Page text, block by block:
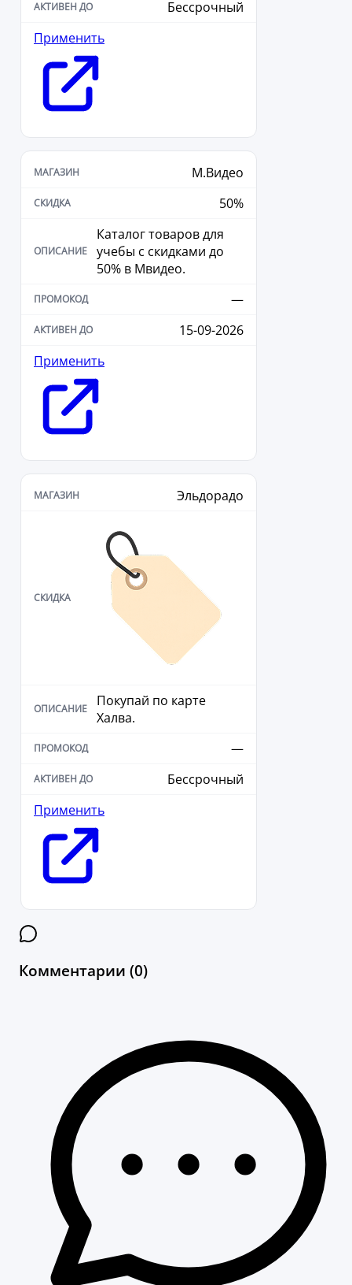
Бессрочный
Применить
М.Видео
50%
Каталог товаров для
учебы с скидками до
50% в Мвидео.
—
15-09-2026
Применить
Эльдорадо
Покупай по карте
Халва.
—
Бессрочный
Применить
Комментарии (0)